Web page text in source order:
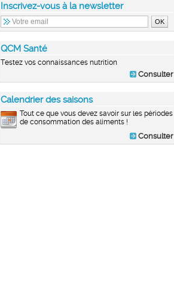
Inscrivez-vous à la newsletter
QCM Santé
Testez vos connaissances nutrition
Consulter
Calendrier des saisons
Tout ce que vous devez savoir sur les périodes
de consommation des aliments !
Consulter